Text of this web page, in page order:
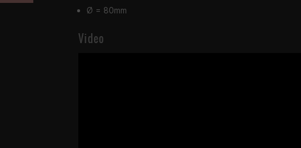
Ø = 80mm
Video